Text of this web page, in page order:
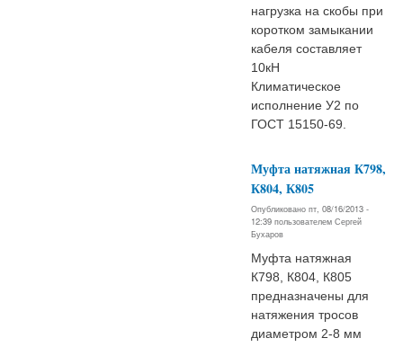
нагрузка на скобы при
коротком замыкании
кабеля составляет
10кН
Климатическое
исполнение У2 по
ГОСТ 15150-69.
Муфта натяжная К798,
К804, К805
Опубликовано пт, 08/16/2013 -
12:39 пользователем Сергей
Бухаров
Муфта натяжная
К798, К804, К805
предназначены для
натяжения тросов
диаметром 2-8 мм